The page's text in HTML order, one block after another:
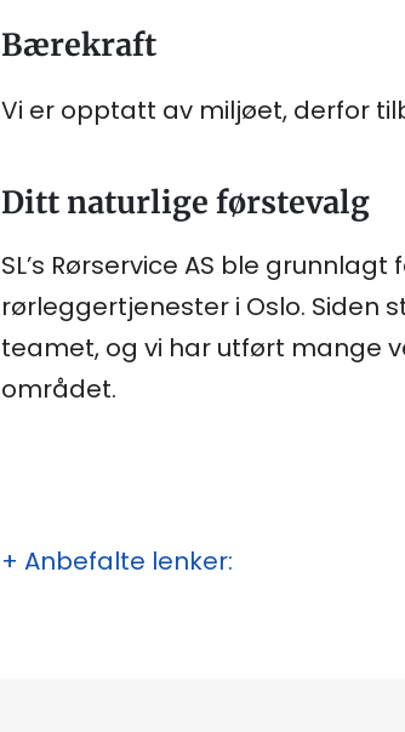
Bærekraft
Vi er opptatt av miljøet, derfor
Ditt naturlige førstevalg
SL’s Rørservice AS ble
rørleggertjenester i Oslo.
teamet, og vi har utført mange
området.
+ Anbefalte lenker: